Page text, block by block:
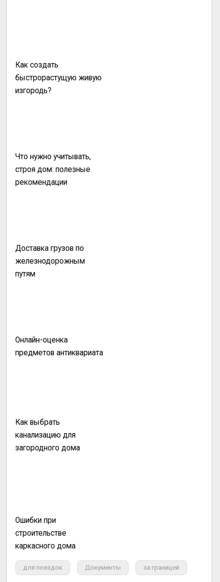
Как создать
быстрорастущую живую
изгородь?
Что нужно учитывать,
строя дом: полезные
рекомендации
Доставка грузов по
железнодорожным
путям
Онлайн-оценка
предметов антиквариата
Как выбрать
канализацию для
загородного дома
Ошибки при
строительстве
каркасного дома
для поездок Документы за границей